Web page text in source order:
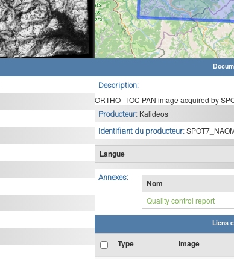
Description:
ORTHO_TOC PAN image acquired by
Producteur: Kalideos
Identifiant du producteur:
Langue
Annexes:
Nom
Quality control report
Liens
Type Image